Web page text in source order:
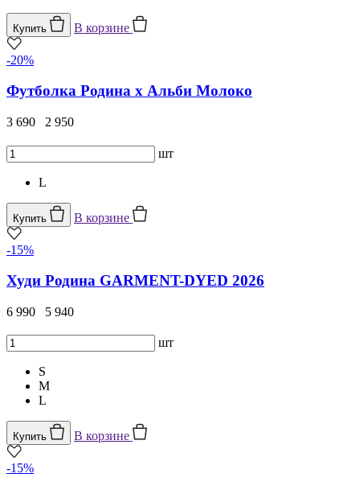
Купить В корзине
-20%
Футболка Родина х Альби Молоко
3 690 2 950
шт
L
Купить В корзине
-15%
Худи Родина GARMENT-DYED 2026
6 990 5 940
шт
S
M
L
Купить В корзине
-15%